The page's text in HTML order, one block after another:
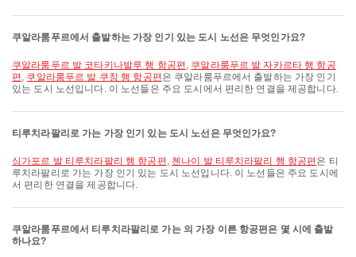
쿠알라룸푸르에서 출발하는 가장 인기 있는 도시 노선은 무엇인가요?
쿠알라룸푸르 발 코타키나발루 행 항공편 , 쿠알라룸푸르 발 자카르타 행 항공
편 , 쿠알라룸푸르 발 쿠칭 행 항공편 은 쿠알라룸푸르에서 출발하는 가장 인기
있는 도시 노선입니다. 이 노선들은 주요 도시에서 편리한 연결을 제공합니다.
티루치라팔리로 가는 가장 인기 있는 도시 노선은 무엇인가요?
싱가포르 발 티루치라팔리 행 항공편 , 첸나이 발 티루치라팔리 행 항공편 은 티
루치라팔리로 가는 가장 인기 있는 도시 노선입니다. 이 노선들은 주요 도시에
서 편리한 연결을 제공합니다.
쿠알라룸푸르에서 티루치라팔리로 가는 의 가장 이른 항공편은 몇 시에 출발
하나요?